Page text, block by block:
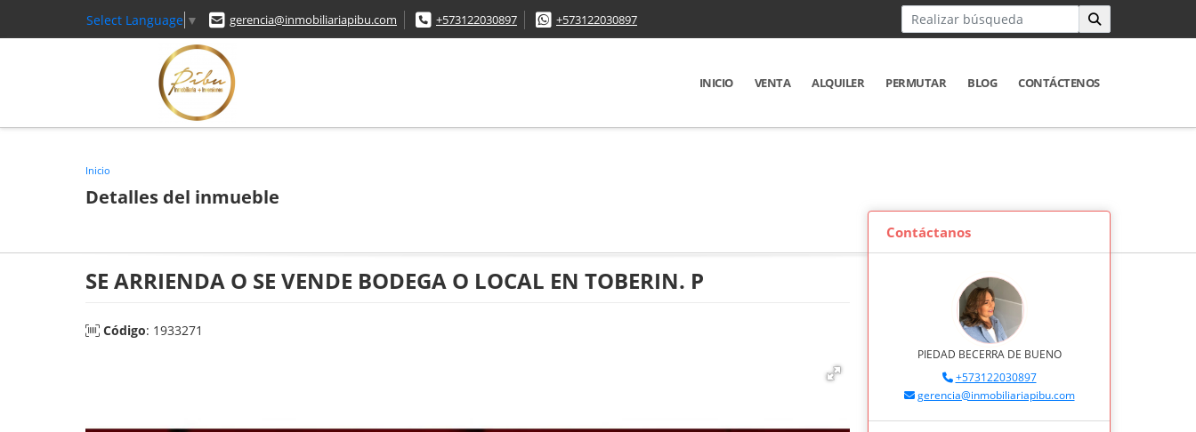
Select Language ▼ gerencia@inmobiliariapibu.com +573122030897 +573122030897
INICIO VENTA ALQUILER PERMUTAR BLOG CONTÁCTENOS
Inicio
Detalles del inmueble
SE ARRIENDA O SE VENDE BODEGA O LOCAL EN TOBERIN. P
Código: 1933271
Contáctanos
PIEDAD BECERRA DE BUENO
+573122030897
gerencia@inmobiliariapibu.com